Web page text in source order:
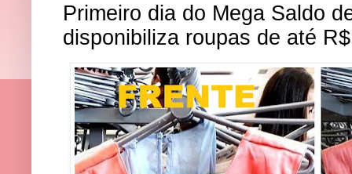
Primeiro dia do Mega Saldo
disponibiliza roupas de até